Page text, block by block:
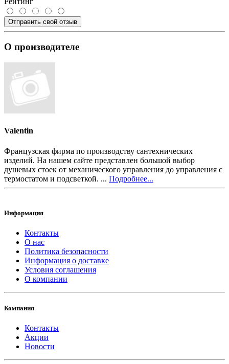
Отправить свой отзыв
О производителе
Valentin
Французская фирма по производству сантехнических
изделий. На нашем сайте представлен большой выбор
душевых стоек от механического управления до управления с
термостатом и подсветкой. ... Подробнее...
Информация
Контакты
О нас
Политика безопасности
Информация о доставке
Условия соглашения
О компании
Компания
Контакты
Акции
Новости